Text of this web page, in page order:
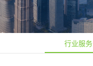
行业服务